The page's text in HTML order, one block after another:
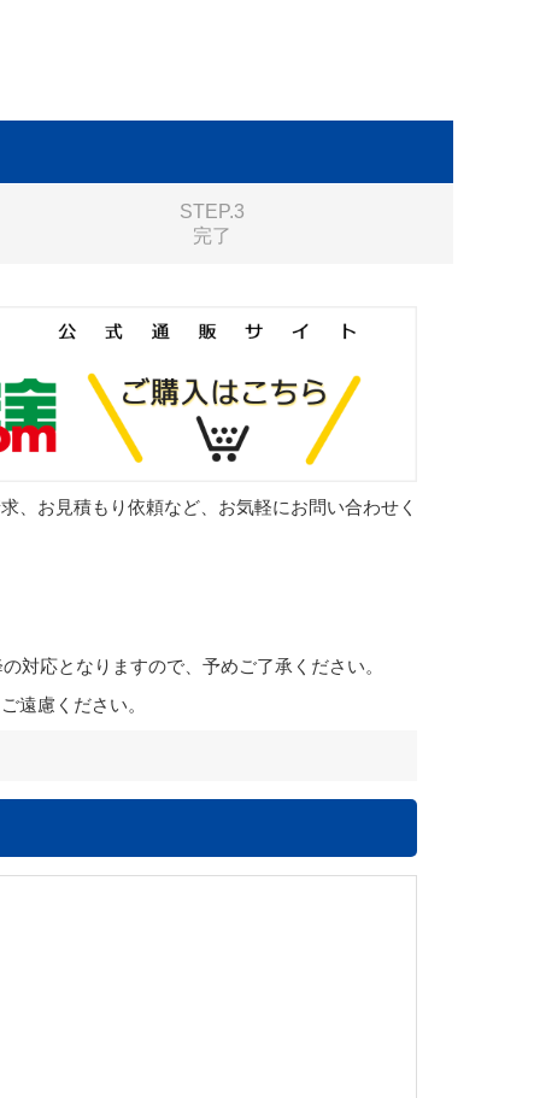
STEP.3
完了
、お見積もり依頼など、お気軽にお問い合わせく
対応となりますので、予めご了承ください。
遠慮ください。